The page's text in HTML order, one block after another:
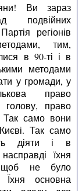
Ви зараз
подвійних
регіонів
тим,
в 90-ті і в
методами
у громади, у
право
голову, право
Так само вони
Так само
діяти і в
їхня
щоб не було
Їхня основна